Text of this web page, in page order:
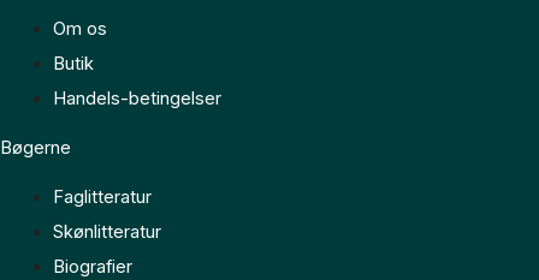
Om os
Butik
Handels-betingelser
Bøgerne
Faglitteratur
Skønlitteratur
Biografier